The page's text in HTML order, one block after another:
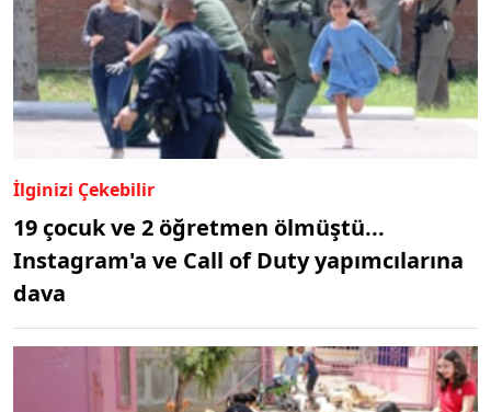
İlginizi Çekebilir
19 çocuk ve 2 öğretmen ölmüştü...
Instagram'a ve Call of Duty yapımcılarına
dava